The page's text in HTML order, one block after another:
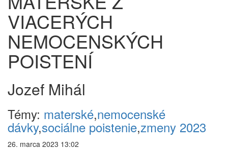
VIACERÝCH
NEMOCENSKÝCH
POISTENÍ
Jozef Mihál
Témy: materské,nemocenské
dávky,sociálne poistenie,zmeny 2023
26. marca 2023 13:02